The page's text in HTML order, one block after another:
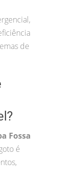
de
Fossa
é